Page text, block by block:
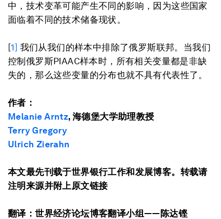
中，技术变革可能产生不同的影响，因为这些国家
面临着不同的技术储备现状。
[1] 我们从我们的样本中排除了俄罗斯联邦。当我们
控制俄罗斯PIAAC样本时，所有相关变量都是非缺
失的，那么这些变量的分布也就不具有代表性了。
作者：
Melanie Arntz, 海德堡大学助理教授
Terry Gregory
Ulrich Zierahn
本文最先刊载于世界银行工作和发展博客。 转载请
注明来源并附上原文链接
翻译：世界经济论坛博客翻译小组——陈达铿